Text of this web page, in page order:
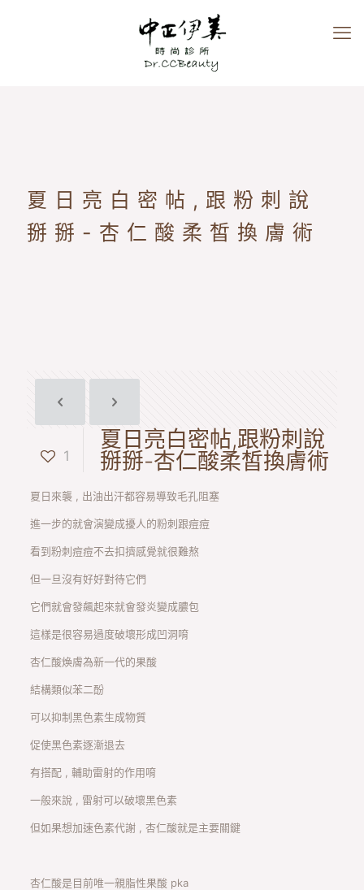
夏日亮白密帖,跟粉刺說
掰掰-杏仁酸柔皙換膚術
1
夏日亮白密帖,跟粉刺說
掰掰-杏仁酸柔皙換膚術
夏日來襲 , 出油出汗都容易導致毛孔阻塞
進一步的就會演變成擾人的粉刺跟痘痘
看到粉刺痘痘不去扣擠感覺就很難熬
但一旦沒有好好對待它們
它們就會發飆起來就會發炎變成膿包
這樣是很容易過度破壞形成凹洞唷
杏仁酸煥膚為新一代的果酸
結構類似苯二酚
可以抑制黑色素生成物質
促使黑色素逐漸退去
有搭配 , 輔助雷射的作用唷
一般來說 , 雷射可以破壞黑色素
但如果想加速色素代謝 , 杏仁酸就是主要關鍵
杏仁酸是目前唯一親脂性果酸 pka